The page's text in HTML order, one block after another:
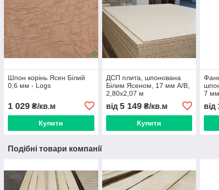
Шпон корінь Ясен Білий
0,6 мм - Logs
1 029 ₴/кв.м
Купити
ДСП плита, шпонована
Білим Ясеном, 17 мм А/B,
2,80х2,07 м
від 5 149₴/кв.м
Купити
7
від
Подібні товари компанії